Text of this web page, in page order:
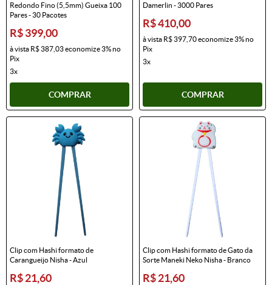
Redondo Fino (5,5mm) Gueixa 100
Pares - 30 Pacotes
R$ 399,00
à vista R$ 387,03economize3%no
Pix
3x
COMPRAR
Damerlin - 3000 Pares
R$ 410,00
à vista R$ 397,70economize3%no
Pix
3x
COMPRAR
Clip com Hashi formato de
Carangueijo Nisha - Azul
R$ 21,60
Clip com Hashi formato de Gato da
Sorte Maneki Neko Nisha - Branco
R$ 21,60